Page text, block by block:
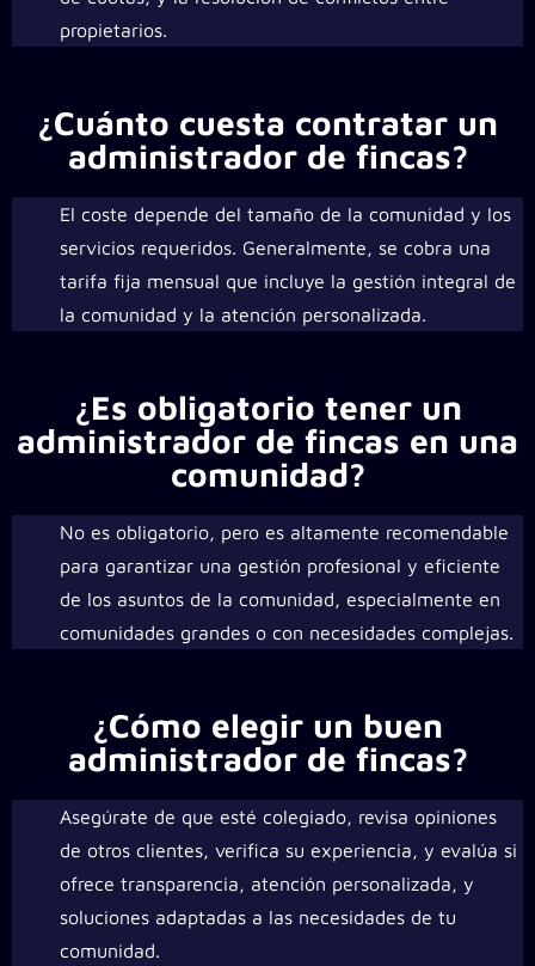
propietarios.
¿Cuánto cuesta contratar un
administrador de fincas?
El coste depende del tamaño de la comunidad y los
servicios requeridos. Generalmente, se cobra una
tarifa fija mensual que incluye la gestión integral de
la comunidad y la atención personalizada.
¿Es obligatorio tener un
administrador de fincas en una
comunidad?
No es obligatorio, pero es altamente recomendable
para garantizar una gestión profesional y eficiente
de los asuntos de la comunidad, especialmente en
comunidades grandes o con necesidades complejas.
¿Cómo elegir un buen
administrador de fincas?
Asegúrate de que esté colegiado, revisa opiniones
de otros clientes, verifica su experiencia, y evalúa si
ofrece transparencia, atención personalizada, y
soluciones adaptadas a las necesidades de tu
comunidad.